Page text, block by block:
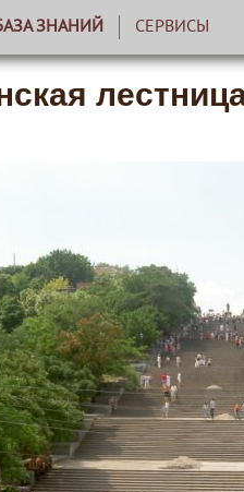
ЗНАНИЙ СЕРВИСЫ